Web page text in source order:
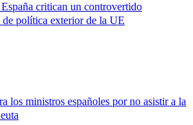
critican un controvertido
política exterior de la UE
los ministros españoles por no asistir a la